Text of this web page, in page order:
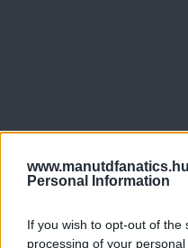
Personal Information
If you wish to opt-out of
processing of your